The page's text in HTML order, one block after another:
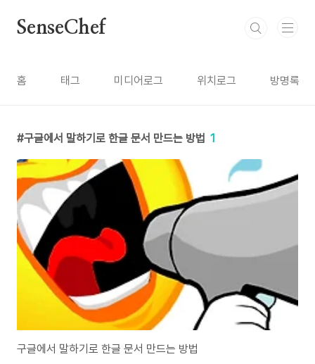
SenseChef
홈 태그 미디어로그 위치로그 방명록
구글에서 말하기로 한글 문서 만드는 방법 1
구글에서 말하기로 한글 문서 만드는 방법